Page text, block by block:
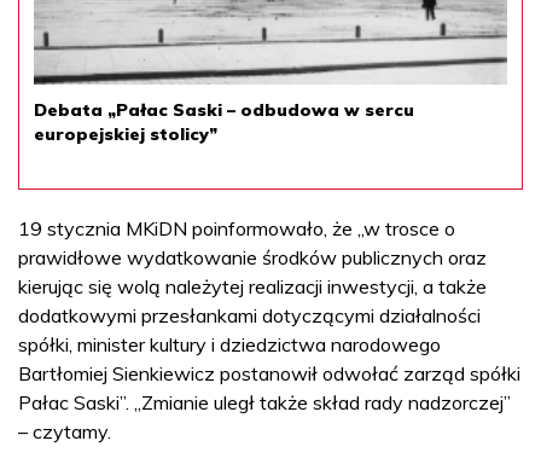
Debata „Pałac Saski – odbudowa w sercu
europejskiej stolicy”
19 stycznia MKiDN poinformowało, że „w trosce o
prawidłowe wydatkowanie środków publicznych oraz
kierując się wolą należytej realizacji inwestycji, a także
dodatkowymi przesłankami dotyczącymi działalności
spółki, minister kultury i dziedzictwa narodowego
Bartłomiej Sienkiewicz postanowił odwołać zarząd spółki
Pałac Saski”. „Zmianie uległ także skład rady nadzorczej”
– czytamy.